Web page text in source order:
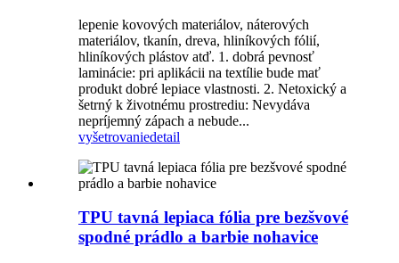
lepenie kovových materiálov, náterových
materiálov, tkanín, dreva, hliníkových fólií,
hliníkových plástov atď. 1. dobrá pevnosť
laminácie: pri aplikácii na textílie bude mať
produkt dobré lepiace vlastnosti. 2. Netoxický a
šetrný k životnému prostrediu: Nevydáva
nepríjemný zápach a nebude...
vyšetrovaniedetail
TPU tavná lepiaca fólia pre bezšvové
spodné prádlo a barbie nohavice